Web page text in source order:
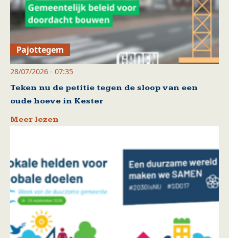
Pajottegem
28/07/2026 - 07:35
Teken nu de petitie tegen de sloop van een
oude hoeve in Kester
Meer lezen